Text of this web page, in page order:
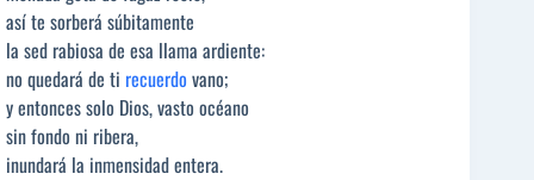
así te sorberá súbitamente
la sed rabiosa de esa llama ardiente:
no quedará de ti recuerdo vano;
y entonces solo Dios, vasto océano
sin fondo ni ribera,
inundará la inmensidad entera.